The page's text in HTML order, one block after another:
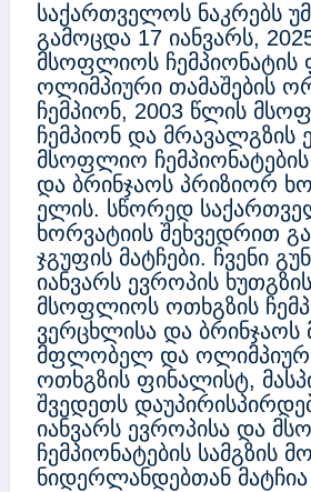
საქართველოს ნაკრებს
გამოცდა 17 იანვარს,
მსოფლიოს ჩემპიონატის
ოლიმპიური თამაშების
ჩემპიონ, 2003 წლის
ჩემპიონ და მრავალგზის
მსოფლიო
და ბრინჯაოს პრიზიორ
ელის. სწორედ
ხორვატიის შეხვედრით
ჯგუფის მატჩები. ჩვენი
იანვარს ევროპის
მსოფლიოს ოთხგზის
ვერცხლისა და
მფლობელ და ოლიმპიური
ოთხგზის ფინალისტ,
შვედეთს
იანვარს ევროპისა და
ჩემპიონატების სამგზის
ნიდერლანდებთან მატჩია